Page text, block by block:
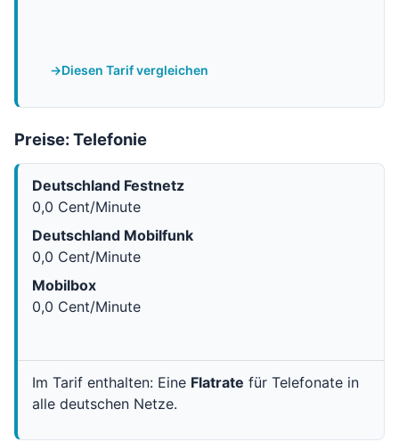
Diesen Tarif vergleichen
Preise: Telefonie
Deutschland Festnetz
0,0 Cent/Minute
Deutschland Mobilfunk
0,0 Cent/Minute
Mobilbox
0,0 Cent/Minute
Im Tarif enthalten: Eine Flatrate für Telefonate in
alle deutschen Netze.